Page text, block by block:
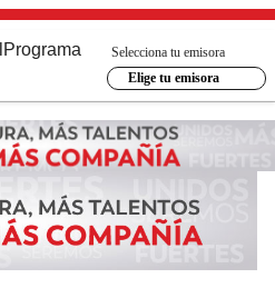
Programa
Selecciona tu emisora
Elige tu emisora